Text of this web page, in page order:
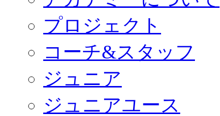
プロジェクト
コーチ&スタッフ
ジュニア
ジュニアユース